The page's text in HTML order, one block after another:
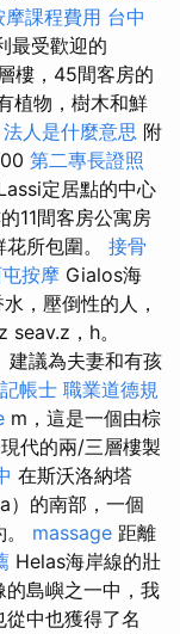
摩課程費用 台中
最受歡迎的
樓，45間客房的
植物，樹木和鮮
法人是什麼意思 附
第二專長證照
定居點的中心
11間客房公寓房
所包圍。 接骨
按摩 Gialos海
，壓倒性的人，
，h。
建議為夫妻和有孩
記帳士 職業道德規
m，這是一個由棕
代的兩/三層樓製
在斯沃洛納塔
）的南部，一個
massage 距離
Helas海岸線的壯
島嶼之一中，我
中也獲得了名